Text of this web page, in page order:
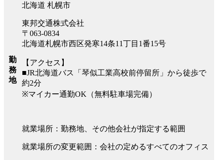
勤
務
地
北海道 札幌市
東邦交通株式会社
〒063-0834
北海道札幌市西区発寒14条11丁目1番15号
【アクセス】
■JR北海道バス「琴似工業高校前停留所」から徒歩で
約2分
※マイカー通勤OK（無料駐車場完備）
就業場所：勤務地、その他会社が指定する範囲
就業場所の変更範囲：会社の定めるすべてのオフィス